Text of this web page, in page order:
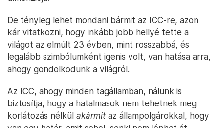
De tényleg lehet mondani bármit az ICC-re, azon
kár vitatkozni, hogy inkább jobb hellyé tette a
világot az elmúlt 23 évben, mint rosszabbá, és
legalább szimbólumként igenis volt, van hatása arra,
ahogy gondolkodunk a világról.
Az ICC, ahogy minden tagállamban, nálunk is
biztosítja, hogy a hatalmasok nem tehetnek meg
korlátozás nélkül akármit az állampolgárokkal, hogy